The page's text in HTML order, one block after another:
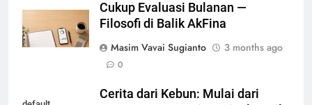
Cukup Evaluasi Bulanan —
Filosofi di Balik AkFina
Masim Vavai Sugianto
3 months ago
0
Cerita dari Kebun: Mulai dari